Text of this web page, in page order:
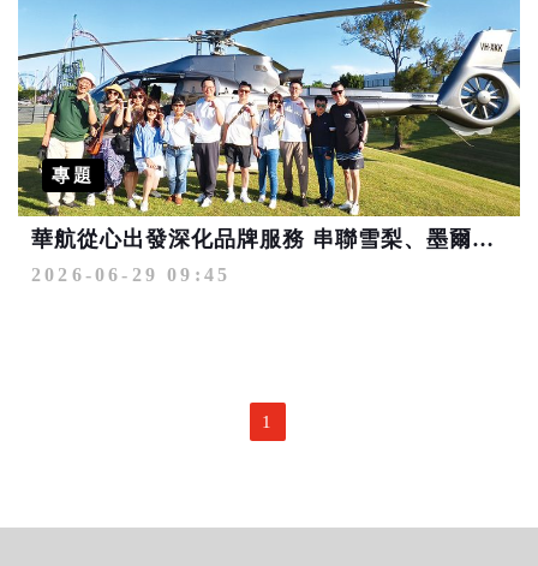
專題
華航從心出發深化品牌服務 串聯雪梨、墨爾本、布里斯本3大澳洲航點優勢 掌握大洋洲市場上揚趨勢搶占商機
2026-06-29 09:45
1